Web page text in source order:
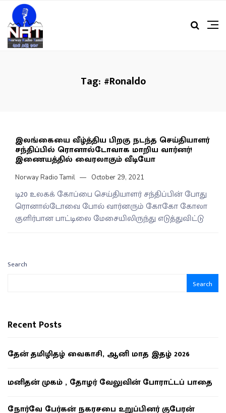
Tag: #Ronaldo
இலங்கையை வீழ்த்திய பிறகு நடந்த செய்தியாளர்
சந்திப்பில் ரொனால்டோவாக மாறிய வார்னர்!
இணையத்தில் வைரலாகும் வீடியோ
Norway Radio Tamil October 29, 2021
டி20 உலகக் கோப்பை செய்தியாளர் சந்திப்பின் போது
ரொனால்டோவை போல் வார்னரும் கோகோ கோலா
குளிர்பான பாட்டிலை மேசையிலிருந்து எடுத்துவிட்டு
Search
Search
Recent Posts
தேன் தமிழிதழ் வைகாசி, ஆனி மாத இதழ் 2026
மனிதன் முகம் , தோழர் வேலுவின் போராட்டப் பாதை
நோர்வே பேர்கன் நகரசபை உறுப்பினர் குபேரன்